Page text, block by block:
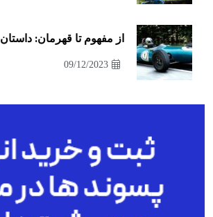
از مفهوم تا قهرمان: داستان
09/12/2023